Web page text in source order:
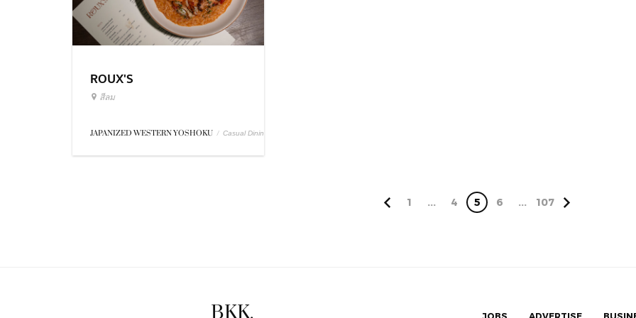
ROUX'S
สีลม
JAPANIZED WESTERN YOSHOKU / Casual Dining
1 ... 4 5 6 ... 107
BKK. JOBS ADVERTISE